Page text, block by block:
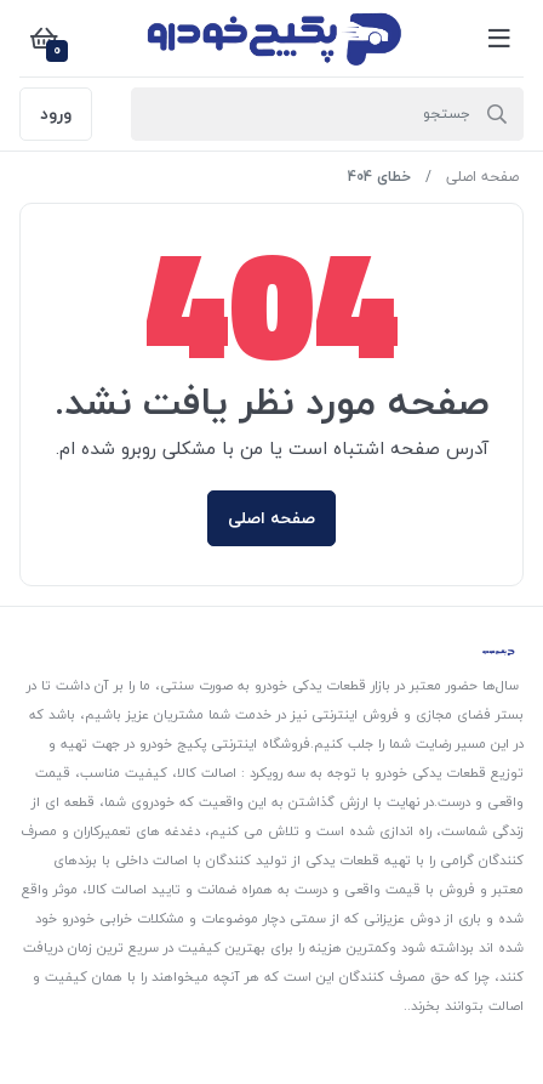
0
ورود
صفحه اصلی خطای 404
404
صفحه مورد نظر یافت نشد.
آدرس صفحه اشتباه است یا من با مشکلی روبرو شده ام.
صفحه اصلی
سال‌ها حضور معتبر در بازار قطعات یدکی خودرو به صورت سنتی، ما را بر آن داشت تا در
بستر فضای مجازی و فروش اینترنتی نیز در خدمت شما مشتریان عزیز باشیم، باشد که
در این مسیر رضایت شما را جلب کنیم.فروشگاه اینترنتی پکیج خودرو در جهت تهیه و
توزیع قطعات یدکی خودرو با توجه به سه رویکرد : اصالت کالا، کیفیت مناسب، قیمت
واقعی و درست.در نهایت با ارزش گذاشتن به این واقعیت که خودروی شما، قطعه ای از
زندگی شماست، راه اندازی شده است و تلاش می کنیم، دغدغه های تعمیرکاران و مصرف
کنندگان گرامی را با تهیه قطعات یدکی از تولید کنندگان با اصالت داخلی با برندهای
معتبر و فروش با قیمت واقعی و درست به همراه ضمانت و تایید اصالت کالا، موثر واقع
شده و باری از دوش عزیزانی که از سمتی دچار موضوعات و مشکلات خرابی خودرو خود
شده اند برداشته شود و‌کمترین هزینه را برای بهترین کیفیت در سریع ترین زمان دریافت
کنند، چرا که حق مصرف کنندگان این است که هر آنچه میخواهند را با همان کیفیت و
اصالت بتوانند بخرند..